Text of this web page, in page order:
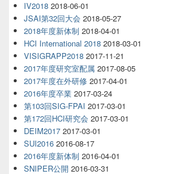
IV2018 2018-06-01
JSAI第32回大会 2018-05-27
2018年度新体制 2018-04-01
HCI International 2018 2018-03-01
VISIGRAPP2018 2017-11-21
2017年度研究室配属 2017-08-05
2017年度在外研修 2017-04-01
2016年度卒業 2017-03-24
第103回SIG-FPAI 2017-03-01
第172回HCI研究会 2017-03-01
DEIM2017 2017-03-01
SUI2016 2016-08-17
2016年度新体制 2016-04-01
SNIPER公開 2016-03-31